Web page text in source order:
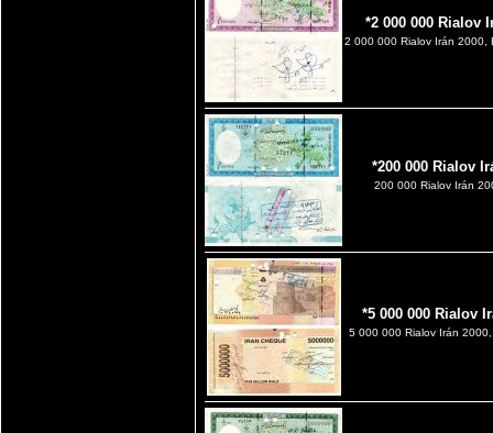
*2 000 000 Rialov
2 000 000 Rialov Irán 2000,
*200 000 Rialov
200 000 Rialov Irán
*5 000 000 Rialov
5 000 000 Rialov Irán